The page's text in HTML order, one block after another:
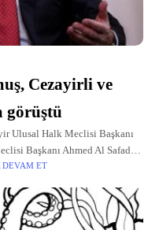
Cezayirli ve
görüştü
Ulusal Halk Meclisi Başkanı
Başkanı Ahmed Al Safadi
Parlamento Başkanları Grubu
DEVAM ET